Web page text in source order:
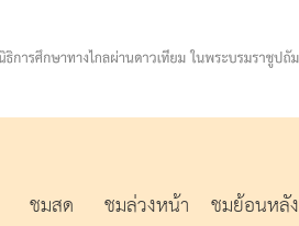
ชมสด ชมล่วงหน้า ชมย้อนหลัง